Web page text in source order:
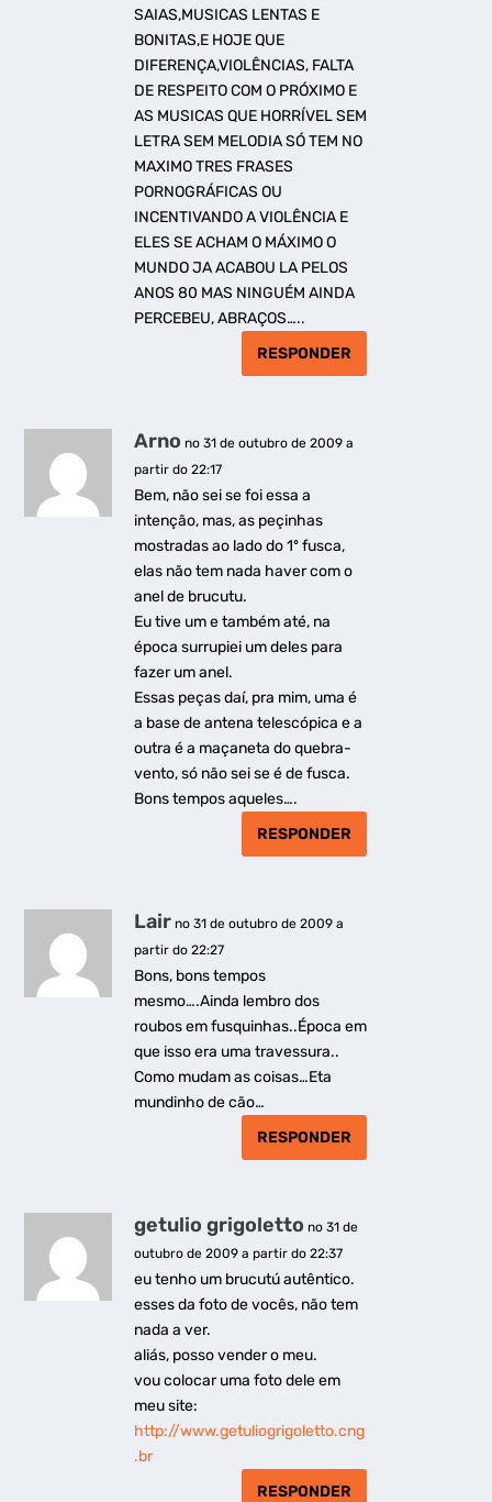
SAIAS,MUSICAS LENTAS E
BONITAS,E HOJE QUE
DIFERENÇA,VIOLÊNCIAS, FALTA
DE RESPEITO COM O PRÓXIMO E
AS MUSICAS QUE HORRÍVEL SEM
LETRA SEM MELODIA SÓ TEM NO
MAXIMO TRES FRASES
PORNOGRÁFICAS OU
INCENTIVANDO A VIOLÊNCIA E
ELES SE ACHAM O MÁXIMO O
MUNDO JA ACABOU LA PELOS
ANOS 80 MAS NINGUÉM AINDA
PERCEBEU, ABRAÇOS…..
RESPONDER
Arno no 31 de outubro de 2009 a
partir do 22:17
Bem, não sei se foi essa a
intenção, mas, as peçinhas
mostradas ao lado do 1º fusca,
elas não tem nada haver com o
anel de brucutu.
Eu tive um e também até, na
época surrupiei um deles para
fazer um anel.
Essas peças daí, pra mim, uma é
a base de antena telescópica e a
outra é a maçaneta do quebra-
vento, só não sei se é de fusca.
Bons tempos aqueles….
RESPONDER
Lair no 31 de outubro de 2009 a
partir do 22:27
Bons, bons tempos
mesmo….Ainda lembro dos
roubos em fusquinhas..Época em
que isso era uma travessura..
Como mudam as coisas…Eta
mundinho de cão…
RESPONDER
getulio grigoletto no 31 de
outubro de 2009 a partir do 22:37
eu tenho um brucutú autêntico.
esses da foto de vocês, não tem
nada a ver.
aliás, posso vender o meu.
vou colocar uma foto dele em
meu site:
http://www.getuliogrigoletto.cng
.br
RESPONDER